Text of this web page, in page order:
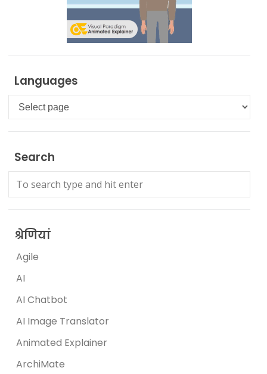
Languages
Languages
Search
श्रेणियां
Agile
AI
AI Chatbot
AI Image Translator
Animated Explainer
ArchiMate